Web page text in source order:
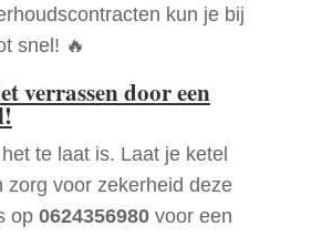
kun je bij
snel! 🔥
verrassen door een
te laat is. Laat je ketel
zorg voor zekerheid deze
op 0624356980voor een